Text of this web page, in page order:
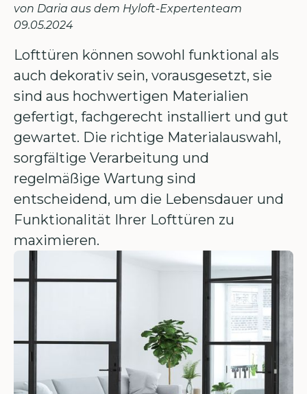
von Daria aus dem Hyloft-Expertenteam
09.05.2024
Lofttüren können sowohl funktional als
auch dekorativ sein, vorausgesetzt, sie
sind aus hochwertigen Materialien
gefertigt, fachgerecht installiert und gut
gewartet. Die richtige Materialauswahl,
sorgfältige Verarbeitung und
regelmäßige Wartung sind
entscheidend, um die Lebensdauer und
Funktionalität Ihrer Lofttüren zu
maximieren.